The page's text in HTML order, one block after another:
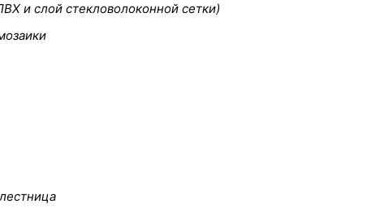
и слой стекловолоконной сетки)